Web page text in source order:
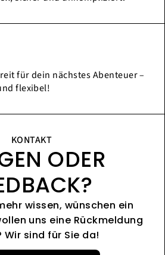
für dein nächstes Abenteuer –
flexibel!
KONTAKT
ODER
wissen, wünschen ein
uns eine Rückmeldung
Wir sind für Sie da!